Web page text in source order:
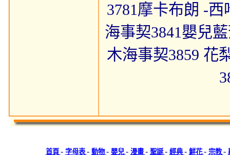
3781摩卡布朗 -
海事契3841嬰兒
木海事契3859 花
首頁 - 字母表 - 動物- 嬰兒- 漫畫- 聖誕- 經典- 鮮花- 宗教-